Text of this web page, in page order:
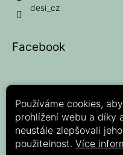
Používáme cookies,
prohlížení webu a díky
neustále zlepšovali
použitelnost. Více
desi_cz
Facebook
Možnosti